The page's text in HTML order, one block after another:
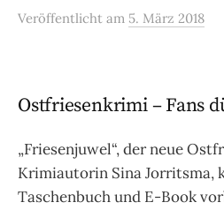
Veröffentlicht am 5. März 2018
Ostfriesenkrimi – Fans
„Friesenjuwel“, der neue
Krimiautorin Sina Jorritsma,
Taschenbuch und E-Book